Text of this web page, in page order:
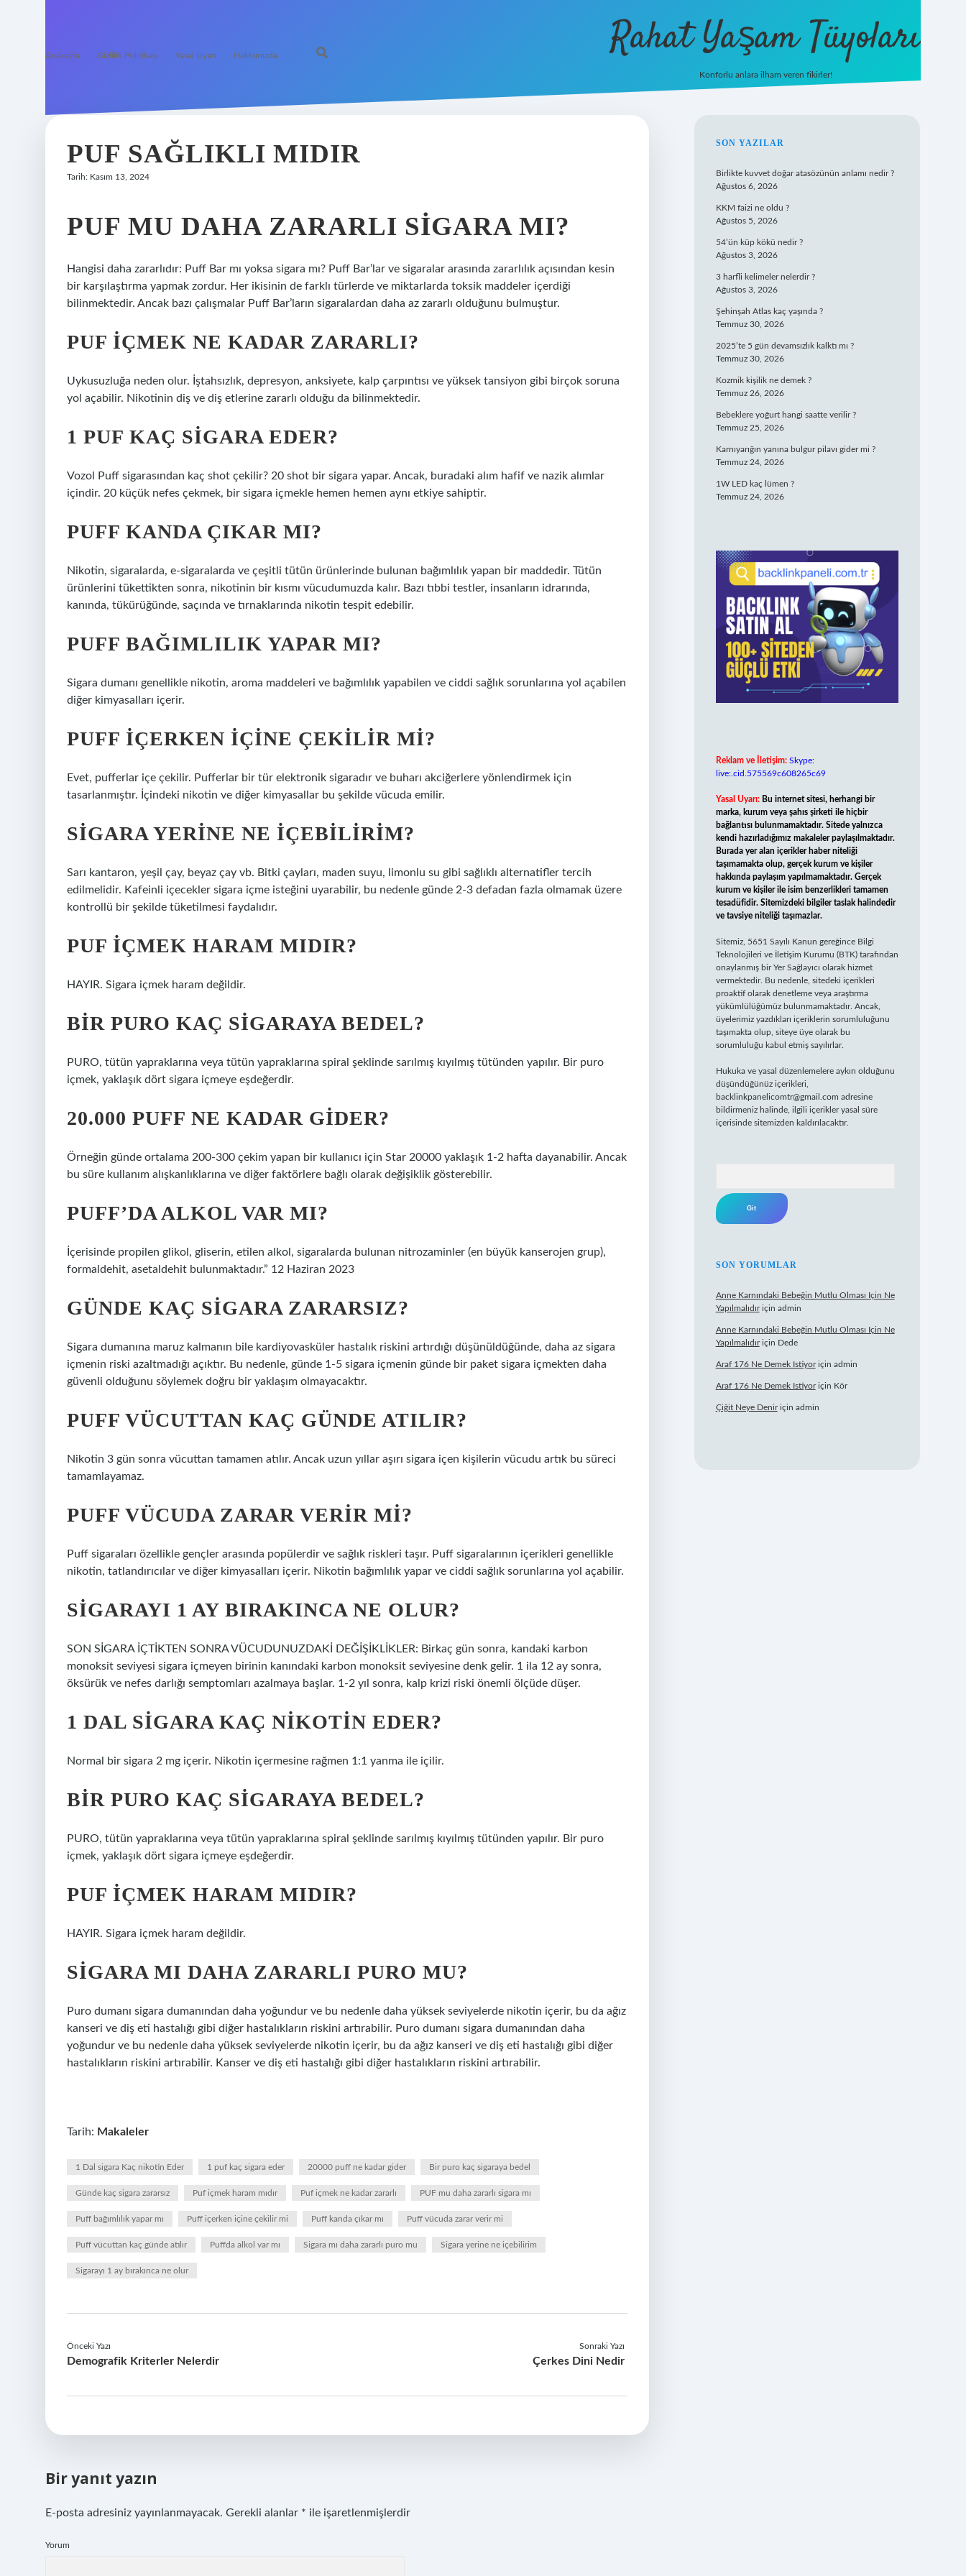
Anasayfa Gizlilik Politikası Yasal Uyarı Hakkımızda Rahat Yaşam Tüyoları
Konforlu anlara ilham veren fikirler!
PUF SAĞLIKLI MIDIR
Tarih: Kasım 13, 2024
PUF MU DAHA ZARARLI SIGARA MI?
Hangisi daha zararlıdır: Puff Bar mı yoksa sigara mı? Puff Bar’lar ve sigaralar arasında zararlılık açısından kesin
bir karşılaştırma yapmak zordur. Her ikisinin de farklı türlerde ve miktarlarda toksik maddeler içerdiği
bilinmektedir. Ancak bazı çalışmalar Puff Bar’ların sigaralardan daha az zararlı olduğunu bulmuştur.
PUF IÇMEK NE KADAR ZARARLI?
Uykusuzluğa neden olur. İştahsızlık, depresyon, anksiyete, kalp çarpıntısı ve yüksek tansiyon gibi birçok soruna
yol açabilir. Nikotinin diş ve diş etlerine zararlı olduğu da bilinmektedir.
1 PUF KAÇ SIGARA EDER?
Vozol Puff sigarasından kaç shot çekilir? 20 shot bir sigara yapar. Ancak, buradaki alım hafif ve nazik alımlar
içindir. 20 küçük nefes çekmek, bir sigara içmekle hemen hemen aynı etkiye sahiptir.
PUFF KANDA ÇIKAR MI?
Nikotin, sigaralarda, e-sigaralarda ve çeşitli tütün ürünlerinde bulunan bağımlılık yapan bir maddedir. Tütün
ürünlerini tükettikten sonra, nikotinin bir kısmı vücudumuzda kalır. Bazı tıbbi testler, insanların idrarında,
kanında, tükürüğünde, saçında ve tırnaklarında nikotin tespit edebilir.
PUFF BAĞIMLILIK YAPAR MI?
Sigara dumanı genellikle nikotin, aroma maddeleri ve bağımlılık yapabilen ve ciddi sağlık sorunlarına yol açabilen
diğer kimyasalları içerir.
PUFF IÇERKEN IÇINE ÇEKILIR MI?
Evet, pufferlar içe çekilir. Pufferlar bir tür elektronik sigaradır ve buharı akciğerlere yönlendirmek için
tasarlanmıştır. İçindeki nikotin ve diğer kimyasallar bu şekilde vücuda emilir.
SIGARA YERINE NE IÇEBILIRIM?
Sarı kantaron, yeşil çay, beyaz çay vb. Bitki çayları, maden suyu, limonlu su gibi sağlıklı alternatifler tercih
edilmelidir. Kafeinli içecekler sigara içme isteğini uyarabilir, bu nedenle günde 2-3 defadan fazla olmamak üzere
kontrollü bir şekilde tüketilmesi faydalıdır.
PUF IÇMEK HARAM MIDIR?
HAYIR. Sigara içmek haram değildir.
BIR PURO KAÇ SIGARAYA BEDEL?
PURO, tütün yapraklarına veya tütün yapraklarına spiral şeklinde sarılmış kıyılmış tütünden yapılır. Bir puro
içmek, yaklaşık dört sigara içmeye eşdeğerdir.
20.000 PUFF NE KADAR GIDER?
Örneğin günde ortalama 200-300 çekim yapan bir kullanıcı için Star 20000 yaklaşık 1-2 hafta dayanabilir. Ancak
bu süre kullanım alışkanlıklarına ve diğer faktörlere bağlı olarak değişiklik gösterebilir.
PUFF’DA ALKOL VAR MI?
İçerisinde propilen glikol, gliserin, etilen alkol, sigaralarda bulunan nitrozaminler (en büyük kanserojen grup),
formaldehit, asetaldehit bulunmaktadır.” 12 Haziran 2023
GÜNDE KAÇ SIGARA ZARARSIZ?
Sigara dumanına maruz kalmanın bile kardiyovasküler hastalık riskini artırdığı düşünüldüğünde, daha az sigara
içmenin riski azaltmadığı açıktır. Bu nedenle, günde 1-5 sigara içmenin günde bir paket sigara içmekten daha
güvenli olduğunu söylemek doğru bir yaklaşım olmayacaktır.
PUFF VÜCUTTAN KAÇ GÜNDE ATILIR?
Nikotin 3 gün sonra vücuttan tamamen atılır. Ancak uzun yıllar aşırı sigara içen kişilerin vücudu artık bu süreci
tamamlayamaz.
PUFF VÜCUDA ZARAR VERIR MI?
Puff sigaraları özellikle gençler arasında popülerdir ve sağlık riskleri taşır. Puff sigaralarının içerikleri genellikle
nikotin, tatlandırıcılar ve diğer kimyasalları içerir. Nikotin bağımlılık yapar ve ciddi sağlık sorunlarına yol açabilir.
SIGARAYI 1 AY BIRAKINCA NE OLUR?
SON SİGARA İÇTİKTEN SONRA VÜCUDUNUZDAKİ DEĞİŞİKLİKLER: Birkaç gün sonra, kandaki karbon
monoksit seviyesi sigara içmeyen birinin kanındaki karbon monoksit seviyesine denk gelir. 1 ila 12 ay sonra,
öksürük ve nefes darlığı semptomları azalmaya başlar. 1-2 yıl sonra, kalp krizi riski önemli ölçüde düşer.
1 DAL SIGARA KAÇ NIKOTIN EDER?
Normal bir sigara 2 mg içerir. Nikotin içermesine rağmen 1:1 yanma ile içilir.
BIR PURO KAÇ SIGARAYA BEDEL?
PURO, tütün yapraklarına veya tütün yapraklarına spiral şeklinde sarılmış kıyılmış tütünden yapılır. Bir puro
içmek, yaklaşık dört sigara içmeye eşdeğerdir.
PUF IÇMEK HARAM MIDIR?
HAYIR. Sigara içmek haram değildir.
SIGARA MI DAHA ZARARLI PURO MU?
Puro dumanı sigara dumanından daha yoğundur ve bu nedenle daha yüksek seviyelerde nikotin içerir, bu da ağız
kanseri ve diş eti hastalığı gibi diğer hastalıkların riskini artırabilir. Puro dumanı sigara dumanından daha
yoğundur ve bu nedenle daha yüksek seviyelerde nikotin içerir, bu da ağız kanseri ve diş eti hastalığı gibi diğer
hastalıkların riskini artırabilir. Kanser ve diş eti hastalığı gibi diğer hastalıkların riskini artırabilir.
Tarih: Makaleler
1 Dal sigara Kaç nikotin Eder 1 puf kaç sigara eder 20000 puff ne kadar gider Bir puro kaç sigaraya bedel
Günde kaç sigara zararsız Puf içmek haram mıdır Puf içmek ne kadar zararlı PUF mu daha zararlı sigara mı
Puff bağımlılık yapar mı Puff içerken içine çekilir mi Puff kanda çıkar mı Puff vücuda zarar verir mi
Puff vücuttan kaç günde atılır Puffda alkol var mı Sigara mı daha zararlı puro mu Sigara yerine ne içebilirim
Sigarayı 1 ay bırakınca ne olur
Önceki Yazı
Demografik Kriterler Nelerdir
Sonraki Yazı
Çerkes Dini Nedir
Bir yanıt yazın
E-posta adresiniz yayınlanmayacak. Gerekli alanlar * ile işaretlenmişlerdir
Yorum
SIDEBAR
SON YAZILAR
Birlikte kuvvet doğar atasözünün anlamı nedir ?
Ağustos 6, 2026
KKM faizi ne oldu ?
Ağustos 5, 2026
54’ün küp kökü nedir ?
Ağustos 3, 2026
3 harfli kelimeler nelerdir ?
Ağustos 3, 2026
Şehinşah Atlas kaç yaşında ?
Temmuz 30, 2026
2025’te 5 gün devamsızlık kalktı mı ?
Temmuz 30, 2026
Kozmik kişilik ne demek ?
Temmuz 26, 2026
Bebeklere yoğurt hangi saatte verilir ?
Temmuz 25, 2026
Karnıyarığın yanına bulgur pilavı gider mi ?
Temmuz 24, 2026
1W LED kaç lümen ?
Temmuz 24, 2026
Reklam ve İletişim: Skype:
live:.cid.575569c608265c69
Yasal Uyarı: Bu internet sitesi, herhangi bir
marka, kurum veya şahıs şirketi ile hiçbir
bağlantısı bulunmamaktadır. Sitede yalnızca
kendi hazırladığımız makaleler paylaşılmaktadır.
Burada yer alan içerikler haber niteliği
taşımamakta olup, gerçek kurum ve kişiler
hakkında paylaşım yapılmamaktadır. Gerçek
kurum ve kişiler ile isim benzerlikleri tamamen
tesadüfidir. Sitemizdeki bilgiler taslak halindedir
ve tavsiye niteliği taşımazlar.
Sitemiz, 5651 Sayılı Kanun gereğince Bilgi
Teknolojileri ve İletişim Kurumu (BTK) tarafından
onaylanmış bir Yer Sağlayıcı olarak hizmet
vermektedir. Bu nedenle, sitedeki içerikleri
proaktif olarak denetleme veya araştırma
yükümlülüğümüz bulunmamaktadır. Ancak,
üyelerimiz yazdıkları içeriklerin sorumluluğunu
taşımakta olup, siteye üye olarak bu
sorumluluğu kabul etmiş sayılırlar.
Hukuka ve yasal düzenlemelere aykırı olduğunu
düşündüğünüz içerikleri,
backlinkpanelicomtr@gmail.com adresine
bildirmeniz halinde, ilgili içerikler yasal süre
içerisinde sitemizden kaldırılacaktır.
SON YORUMLAR
Anne Karnındaki Bebeğin Mutlu Olması Için Ne
Yapılmalıdıriçin admin
Anne Karnındaki Bebeğin Mutlu Olması Için Ne
Yapılmalıdıriçin Dede
Araf 176 Ne Demek Istiyoriçin admin
Araf 176 Ne Demek Istiyoriçin Kör
Çiğit Neye Deniriçin admin